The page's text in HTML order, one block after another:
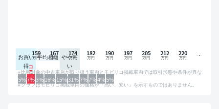
お買い
得
平均相場 やや高
い
5%7%3%16%15%31%7%7%4%5%
159 167 174 182 190 197 205 212 220
比較対象の中古車店が取り扱う車両とモビリコ掲載車両では取引形態や条件が異な
るため、グラフは参考情報です。
グラフはモビリコ掲載車両の価格が「高い、安い」を示すものではありません。